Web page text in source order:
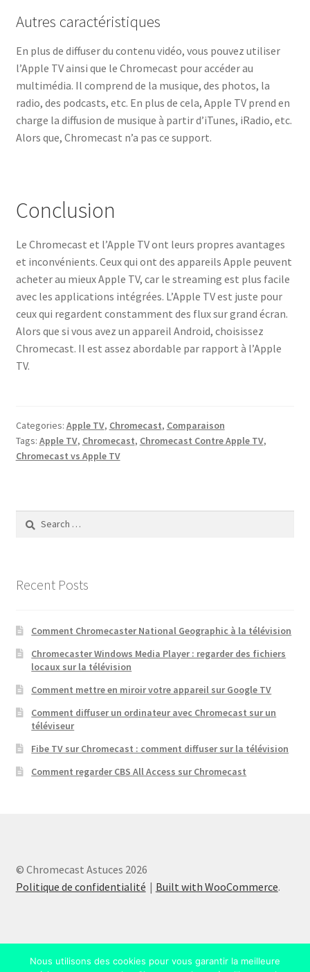
Autres caractéristiques
En plus de diffuser du contenu vidéo, vous pouvez utiliser
l’Apple TV ainsi que le Chromecast pour accéder au
multimédia. Il comprend de la musique, des photos, la
radio, des podcasts, etc. En plus de cela, Apple TV prend en
charge la diffusion de musique à partir d’iTunes, iRadio, etc.
Alors que, Chromecast n’a pas ce support.
Conclusion
Le Chromecast et l’Apple TV ont leurs propres avantages
et inconvénients. Ceux qui ont des appareils Apple peuvent
acheter au mieux Apple TV, car le streaming est plus facile
avec les applications intégrées. L’Apple TV est juste pour
ceux qui regardent constamment des flux sur grand écran.
Alors que si vous avez un appareil Android, choisissez
Chromecast. Il est assez abordable par rapport à l’Apple
TV.
Categories: Apple TV, Chromecast, Comparaison
Tags: Apple TV, Chromecast, Chromecast Contre Apple TV,
Chromecast vs Apple TV
Search
Recent Posts
Comment Chromecaster National Geographic à la télévision
Chromecaster Windows Media Player : regarder des fichiers
locaux sur la télévision
Comment mettre en miroir votre appareil sur Google TV
Comment diffuser un ordinateur avec Chromecast sur un
téléviseur
Fibe TV sur Chromecast : comment diffuser sur la télévision
Comment regarder CBS All Access sur Chromecast
© Chromecast Astuces 2026
Politique de confidentialité
Built with WooCommerce.
Nous utilisons des cookies pour vous garantir la meilleure